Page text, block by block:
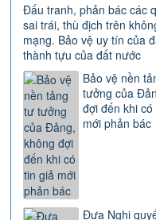
Đấu tranh, phản bác các
sai trái, thù địch trên
mạng. Bảo vệ uy tín của
thành tựu của đất nước
Bảo vệ nền
tưởng của
đợi đến khi có
mới phản bác
Đưa Nghị